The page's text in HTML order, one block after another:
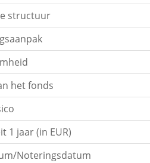
structuur
het fonds
1 jaar (in EUR)
Noteringsdatum